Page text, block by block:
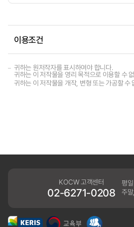
이용조건
귀하는 원저작자를 표시하여야 합니다.
귀하는 이 저작물을 영리 목적으로 이용할 수
귀하는 이 저작물을 개작, 변형 또는 가공할 수
KOCW 고객센터
02-6271-0208
평일
주